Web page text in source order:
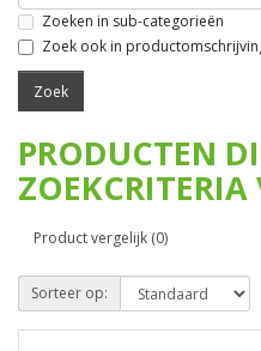
Zoeken in sub-categorieën
Zoek ook in
PRODUCTEN
Product vergelijk (0)
Sorteer op: